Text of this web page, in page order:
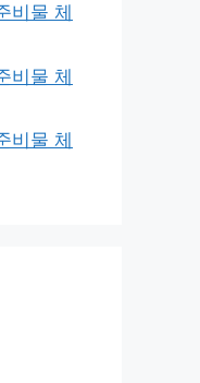
비물 체
비물 체
비물 체